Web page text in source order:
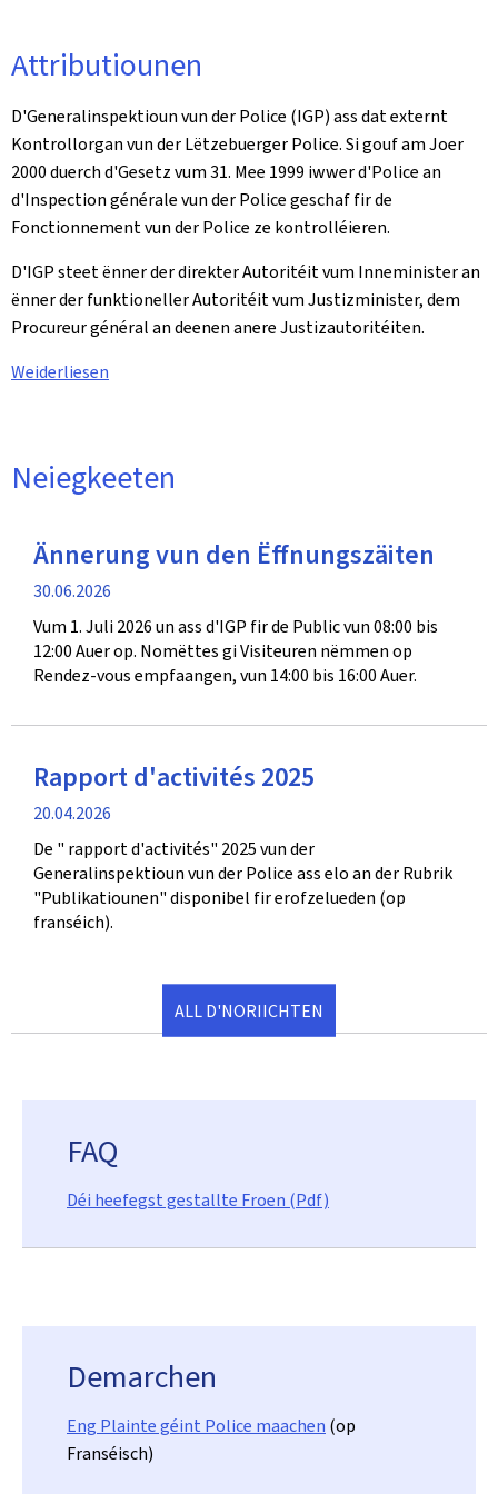
Attributiounen
D'Generalinspektioun vun der Police (IGP) ass dat externt
Kontrollorgan vun der Lëtzebuerger Police. Si gouf am Joer
2000 duerch d'Gesetz vum 31. Mee 1999 iwwer d'Police an
d'Inspection générale vun der Police geschaf fir de
Fonctionnement vun der Police ze kontrolléieren.
D'IGP steet ënner der direkter Autoritéit vum Inneminister an
ënner der funktioneller Autoritéit vum Justizminister, dem
Procureur général an deenen anere Justizautoritéiten.
Weiderliesen
Neiegkeeten
Ännerung vun den Ëffnungszäiten
Verëffentlechungsdatum
30.06.2026
Vum 1. Juli 2026 un ass d'IGP fir de Public vun 08:00 bis
12:00 Auer op. Nomëttes gi Visiteuren nëmmen op
Rendez-vous empfaangen, vun 14:00 bis 16:00 Auer.
Rapport d'activités 2025
Verëffentlechungsdatum
20.04.2026
De " rapport d'activités" 2025 vun der
Generalinspektioun vun der Police ass elo an der Rubrik
"Publikatiounen" disponibel fir erofzelueden (op
franséich).
ALL D'NORIICHTEN
FAQ
Déi heefegst gestallte Froen (Pdf)
Demarchen
Eng Plainte géint Police maachen (op
Franséisch)